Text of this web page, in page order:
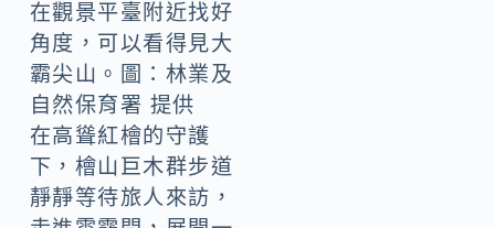
在觀景平臺附近找好
角度，可以看得見大
霸尖山。圖：林業及
自然保育署 提供
在高聳紅檜的守護
下，檜山巨木群步道
靜靜等待旅人來訪，